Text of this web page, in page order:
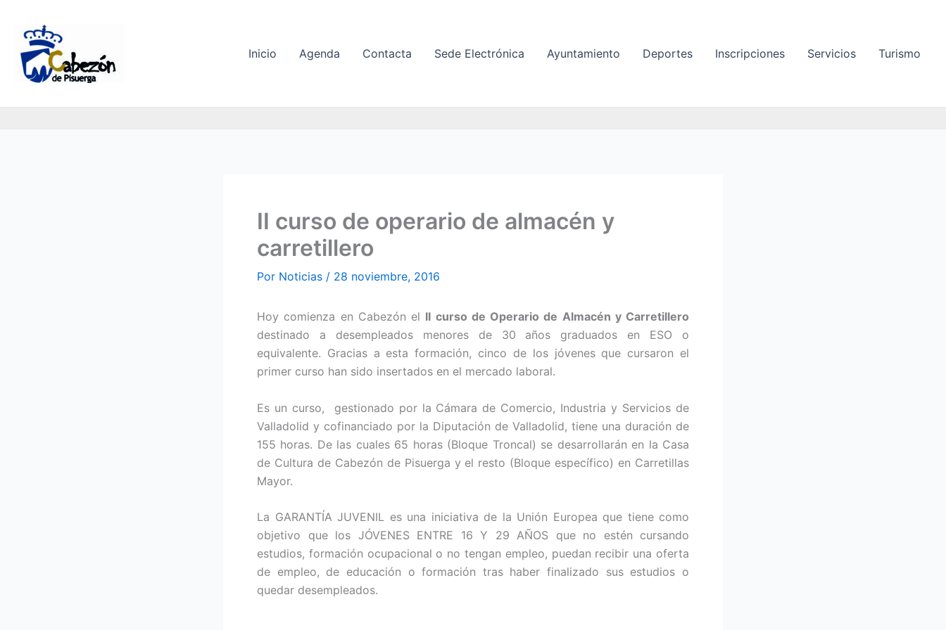
contenido
Inicio Agenda Contacta Sede Electrónica Ayuntamiento Deportes Inscripciones Servicios Turismo
II curso de operario de almacén y
carretillero
Por Noticias / 28 noviembre, 2016
Hoy comienza en Cabezón el II curso de Operario de Almacén y Carretillero
destinado a desempleados menores de 30 años graduados en ESO o
equivalente. Gracias a esta formación, cinco de los jóvenes que cursaron el
primer curso han sido insertados en el mercado laboral.
Es un curso, gestionado por la Cámara de Comercio, Industria y Servicios de
Valladolid y cofinanciado por la Diputación de Valladolid, tiene una duración de
155 horas. De las cuales 65 horas (Bloque Troncal) se desarrollarán en la Casa
de Cultura de Cabezón de Pisuerga y el resto (Bloque específico) en Carretillas
Mayor.
La GARANTÍA JUVENIL es una iniciativa de la Unión Europea que tiene como
objetivo que los JÓVENES ENTRE 16 Y 29 AÑOS que no estén cursando
estudios, formación ocupacional o no tengan empleo, puedan recibir una oferta
de empleo, de educación o formación tras haber finalizado sus estudios o
quedar desempleados.